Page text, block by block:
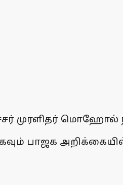
மொஹோல்
பாஜக அறிக்கையில்